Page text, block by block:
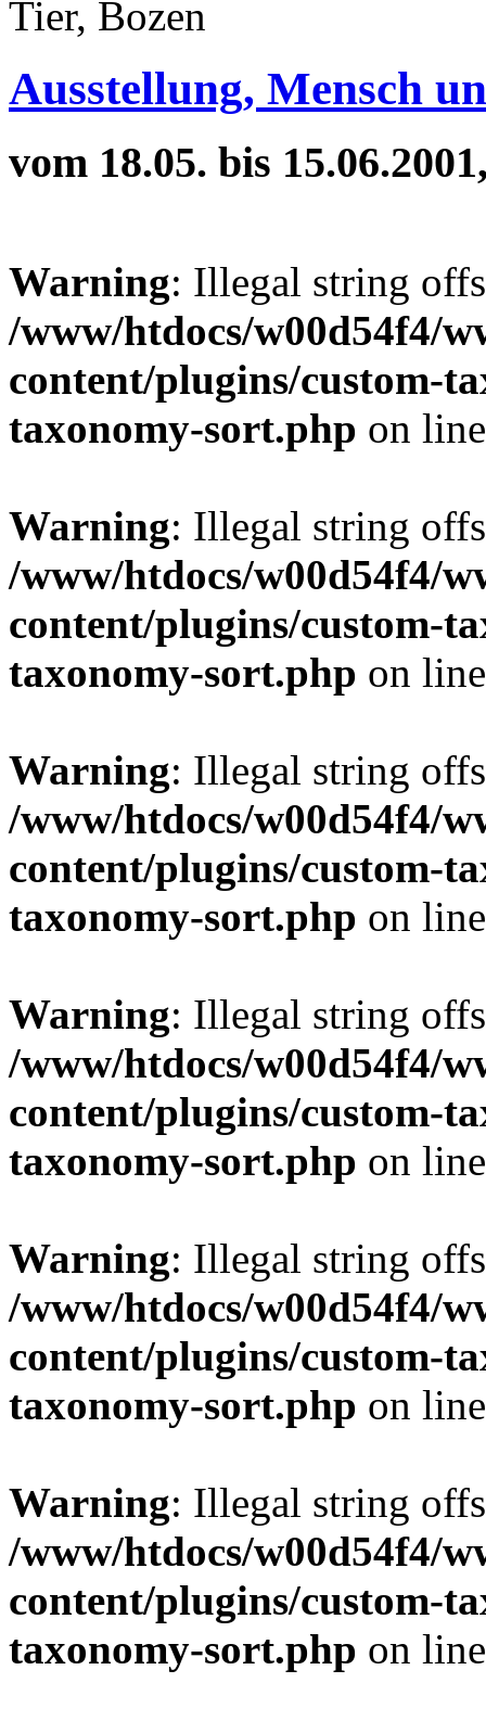
Ausstellung, Mensch
vom 18.05. bis
Warning: Illegal string
/www/htdocs/w00d54f4/
content/plugins/custom-
taxonomy-sort.php on
Warning: Illegal string
/www/htdocs/w00d54f4/
content/plugins/custom-
taxonomy-sort.php on
Warning: Illegal string
/www/htdocs/w00d54f4/
content/plugins/custom-
taxonomy-sort.php on
Warning: Illegal string
/www/htdocs/w00d54f4/
content/plugins/custom-
taxonomy-sort.php on
Warning: Illegal string
/www/htdocs/w00d54f4/
content/plugins/custom-
taxonomy-sort.php on
Warning: Illegal string
/www/htdocs/w00d54f4/
content/plugins/custom-
taxonomy-sort.php on